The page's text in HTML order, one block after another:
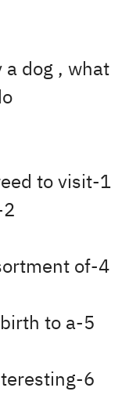
dog , what
1-A group of alumni agreed to visit....
2-Yes ,there is
of
birth to a
6-He found them very interesting